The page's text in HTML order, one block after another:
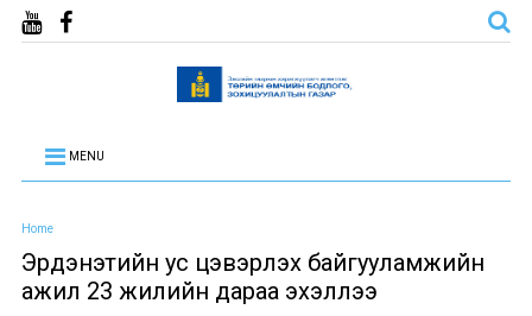
MENU
Home
Эрдэнэтийн ус цэвэрлэх байгууламжийн
ажил 23 жилийн дараа эхэллээ